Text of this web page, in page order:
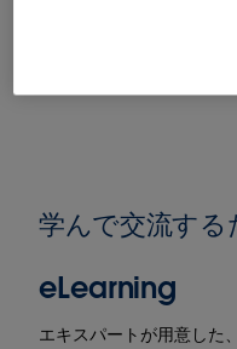
以前のバージョンの
学んで交流す
eLearning
エキスパートが用意した